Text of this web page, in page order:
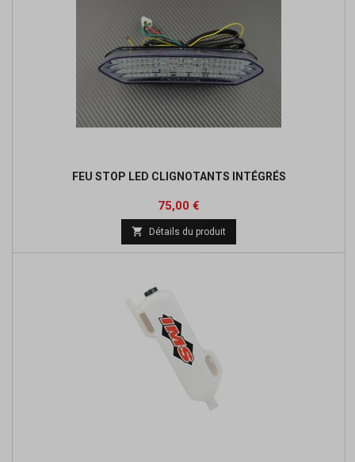
FEU STOP LED CLIGNOTANTS INTÉGRÉS
Prix
75,00 €
 Détails du produit